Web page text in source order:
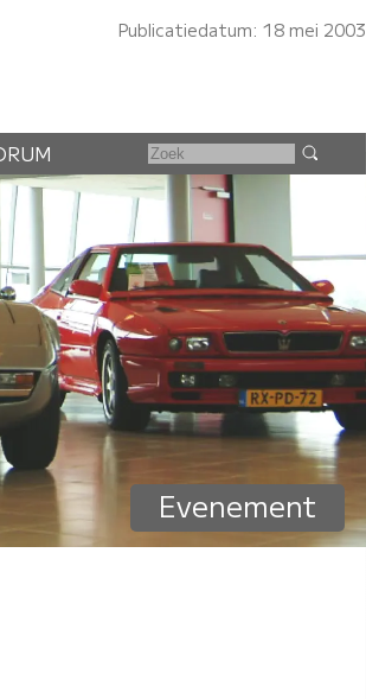
Publicatiedatum: 18 mei 2003
Evenement